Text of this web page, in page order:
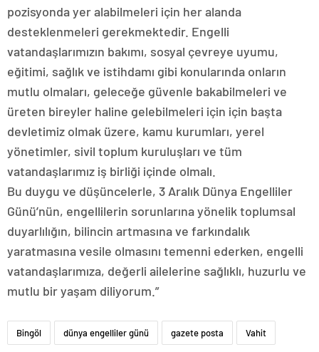
pozisyonda yer alabilmeleri için her alanda
desteklenmeleri gerekmektedir. Engelli
vatandaşlarımızın bakımı, sosyal çevreye uyumu,
eğitimi, sağlık ve istihdamı gibi konularında onların
mutlu olmaları, geleceğe güvenle bakabilmeleri ve
üreten bireyler haline gelebilmeleri için için başta
devletimiz olmak üzere, kamu kurumları, yerel
yönetimler, sivil toplum kuruluşları ve tüm
vatandaşlarımız iş birliği içinde olmalı.
Bu duygu ve düşüncelerle, 3 Aralık Dünya Engelliler
Günü’nün, engellilerin sorunlarına yönelik toplumsal
duyarlılığın, bilincin artmasına ve farkındalık
yaratmasına vesile olmasını temenni ederken, engelli
vatandaşlarımıza, değerli ailelerine sağlıklı, huzurlu ve
mutlu bir yaşam diliyorum.”
Bingöl dünya engelliler günü gazete posta Vahit